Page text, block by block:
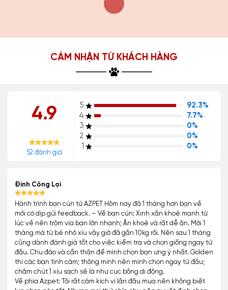
CẢM NHẬN TỪ KHÁCH HÀNG
4.9
52 đánh giá
5
92.3%
4
7.7%
3
0%
2
0%
1
0%
Đinh Công Lợi
Hành trình bạn cún từ AZPET Hôm nay đã 1 tháng hơn bạn về
mới có dịp gửi feedback. – Về bạn cún: Xinh xắn khoẻ mạnh từ
lúc về nên trộm vía bạn lớn nhanh; Ăn khoẻ và rất dễ ăn. Mới 1
tháng mà từ bé nhỏ xíu vây giờ đã gần 10kg rồi. Nên sau 1 tháng
cũng dành đánh giá tốt cho việc kiểm tra và chọn giống ngay từ
đầu. Chu đáo và cẩn thận để mình chọn bạn ưng ý nhất. Golden
thì các bạn tình cảm; thông minh nên mình chọn ngay từ đầu;
chăm chút 1 xíu sạch sẽ là như cục bông di động.
Về phía Azpet: Tôi rất cảm kích vì lần đầu mua nên không biết